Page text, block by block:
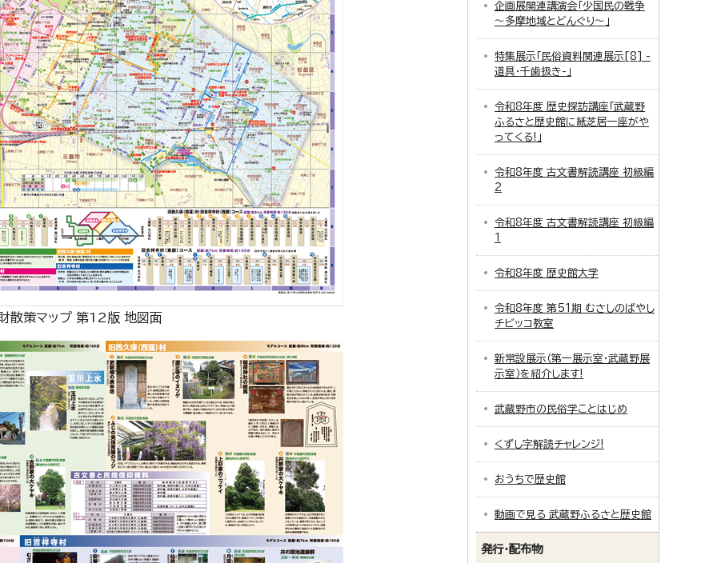
散策マップ 第12版 地図面
企画展関連講演会「少国民の戦争
～多摩地域とどんぐり～」
特集展示「民俗資料関連展示[8] -
道具・千歯扱き-」
令和8年度 歴史探訪講座「武蔵野
ふるさと歴史館に紙芝居一座がや
ってくる!」
令和8年度 古文書解読講座 初級編
2
令和8年度 古文書解読講座 初級編
1
令和8年度 歴史館大学
令和8年度 第51期 むさしのばやし
チビッコ教室
新常設展示（第一展示室・武蔵野展
示室）を紹介します!
武蔵野市の民俗学ことはじめ
くずし字解読チャレンジ!
おうちで歴史館
動画で見る 武蔵野ふるさと歴史館
発行・配布物